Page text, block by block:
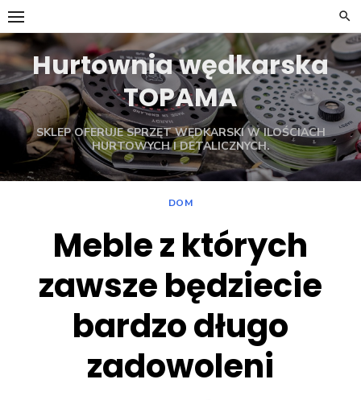
Skip
to
contentHurtownia wędkarska
TOPAMA
SKLEP OFERUJE SPRZĘT WĘDKARSKI W ILOŚCIACH
HURTOWYCH I DETALICZNYCH.
DOM
Meble z których
zawsze będziecie
bardzo długo
zadowoleni